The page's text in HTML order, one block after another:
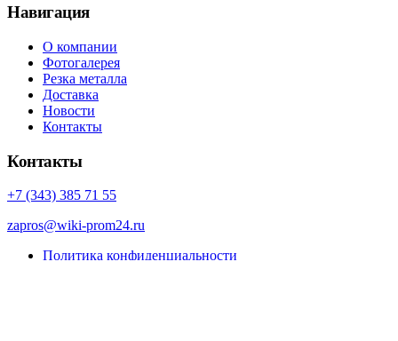
Навигация
О компании
Фотогалерея
Резка металла
Доставка
Новости
Контакты
Контакты
+7 (343) 385 71 55
zapros@wiki-prom24.ru
Политика конфиденциальности